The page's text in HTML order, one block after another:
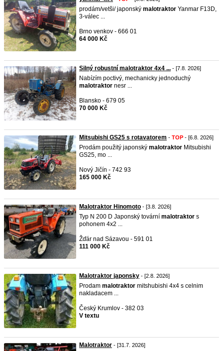
prodám/vetši/ japonský malotraktor Yanmar F13D,
3-válec ...
Brno venkov - 666 01
64 000 Kč
Silný robustní malotraktor 4x4 ... - [7.8. 2026]
Nabízím poctivý, mechanicky jednoduchý
malotraktor nesr ...
Blansko - 679 05
70 000 Kč
Mitsubishi GS25 s rotavatorem - TOP - [6.8. 2026]
Prodám použitý japonský malotraktor Mitsubishi
GS25, mo ...
Nový Jičín - 742 93
165 000 Kč
Malotraktor Hinomoto - [3.8. 2026]
Typ N 200 D Japonský tovární malotraktor s
pohonem 4x2 ...
Žďár nad Sázavou - 591 01
111 000 Kč
Malotraktor japonsky - [2.8. 2026]
Prodam malotraktor mitshubishi 4x4 s celnim
nakladacem ...
Český Krumlov - 382 03
V textu
Malotraktor - [31.7. 2026]